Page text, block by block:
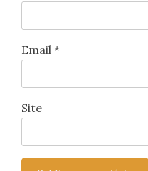
Email *
Site